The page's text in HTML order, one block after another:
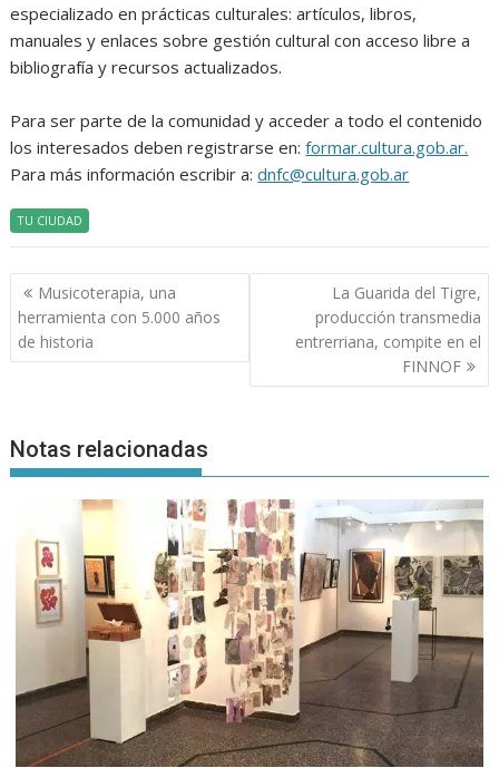
especializado en prácticas culturales: artículos, libros,
manuales y enlaces sobre gestión cultural con acceso libre a
bibliografía y recursos actualizados.
Para ser parte de la comunidad y acceder a todo el contenido
los interesados deben registrarse en:formar.cultura.gob.ar.
Para más información escribir a:dnfc@cultura.gob.ar
TU CIUDAD
Navegación
de
entradas
Musicoterapia, una
herramienta con 5.000 años
de historia
La Guarida del Tigre,
producción transmedia
entrerriana, compite en el
FINNOF
Notas relacionadas